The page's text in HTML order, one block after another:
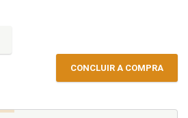
CONCLUIR A COMPRA